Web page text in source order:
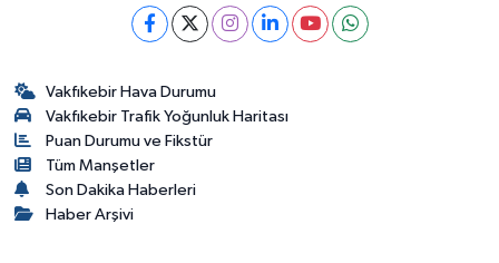
Vakfıkebir Hava Durumu
Vakfıkebir Trafik Yoğunluk Haritası
Puan Durumu ve Fikstür
Tüm Manşetler
Son Dakika Haberleri
Haber Arşivi